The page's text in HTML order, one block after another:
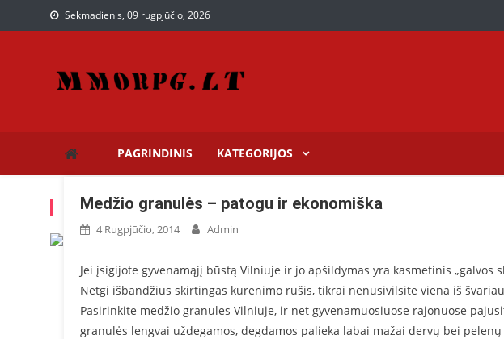
Sekmadienis, 09 rugpjūčio, 2026
PAGRINDINIS KATEGORIJOS
MĖNUO: 2014 RUGPJŪČIO
Medžio granulės – patogu ir ekonomiška
4 Rugpjūčio, 2014 Admin
Jei įsigijote gyvenamąjį būstą Vilniuje ir jo apšildymas yra kasmetinis „galvos
Netgi išbandžius skirtingas kūrenimo rūšis, tikrai nenusivilsite viena iš
Pasirinkite medžio granules Vilniuje, ir net gyvenamuosiuose rajonuose
granulės lengvai uždegamos, degdamos palieka labai mažai dervų bei